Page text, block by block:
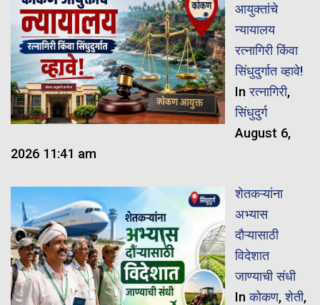
आयुक्तांचे
न्यायालय
रत्नागिरी किंवा
सिंधुदुर्गात व्हावे!
Inरत्नागिरी,
सिंधुदुर्ग
August 6,
2026 11:41 am
शेतकऱ्यांना
अभ्यास
दौऱ्यासाठी
विदेशात
जाण्याची संधी
Inकोकण,शेती,